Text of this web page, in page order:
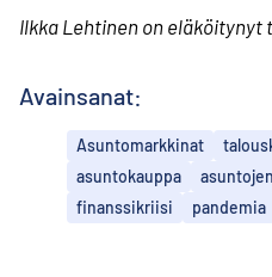
Ilkka Lehtinen on
Avainsanat:
Asuntomarkkinat
asuntokauppa
finanssikriisi
pandemia